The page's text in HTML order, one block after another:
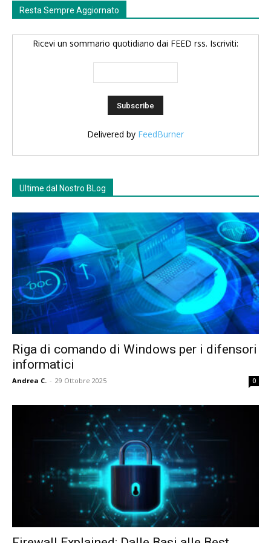
Resta Sempre Aggiornato
Ricevi un sommario quotidiano dai FEED rss. Iscriviti:
Delivered by FeedBurner
Ultime dal Nostro BLog
Riga di comando di Windows per i difensori
informatici
Andrea C. - 29 Ottobre 2025 0